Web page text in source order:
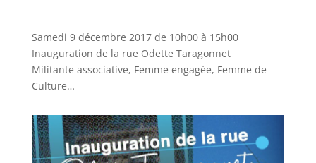
Samedi 9 décembre 2017 de 10h00 à 15h00
Inauguration de la rue Odette Taragonnet
Militante associative, Femme engagée, Femme de
Culture…